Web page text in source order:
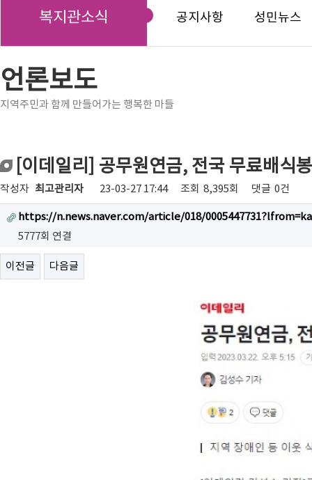
복지관소식 공지사항 성민뉴스
언론보도
지역주민과 함께 만들어가는 행복한 마들
[이데일리] 공무원연금, 전국 무료배식
작성자 최고관리자 23-03-27 17:44 조회 8,395회 댓글 0건
https://n.news.naver.com/article/018/
5777회 연결
이전글 다음글